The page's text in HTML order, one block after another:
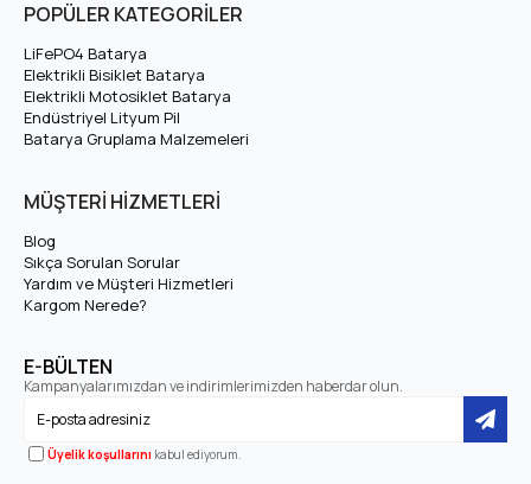
Amper (Ah)
Hücre Dizilimi
Hücre Tipi
Maksimum Şarj Akımı
BMS / Maksimum Deşarj
50A Deşarj
Arora Atak 249 Lityum LiFePO4 Batarya
POPÜLER KATEGORİLER
LiFePO4 Batarya
Elektrikli Bisiklet Batarya
Elektrikli Motosiklet Batarya
Endüstriyel Lityum Pil
Batarya Gruplama Malzemeleri
MÜŞTERİ HİZMETLERİ
Blog
Sıkça Sorulan Sorular
Yardım ve Müşteri Hizmetleri
Kargom Nerede?
E-BÜLTEN
Kampanyalarımızdan ve indirimlerimizden haberdar olun.
Üyelik koşullarını kabul ediyorum.